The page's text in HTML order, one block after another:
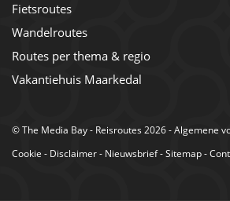
Fietsroutes
Wandelroutes
Routes per thema & regio
Vakantiehuis Maarkedal
©The Media Bay- Reisroutes 2026 -Algemene
Cookie - Disclaimer- Nieuwsbrief-Sitemap-